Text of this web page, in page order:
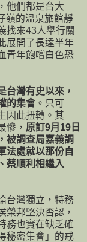
他們都是台大
嶺的溫泉旅館靜
找來43人舉行關
展開了長達半年
青年飽嚐白色恐
台灣有史以來，
的集會 。只可
因此扭轉。其
慘， 原訂9月19日
被調查局嘉義調
法處就以那份自
蔡順利相繼入
台灣獨立，特務
榮邦堅決否認，
務也實在缺乏確
秘密集會」的戒